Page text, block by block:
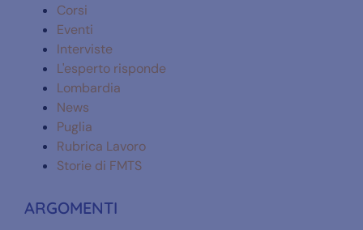
Corsi
Eventi
Interviste
L'esperto risponde
Lombardia
News
Puglia
Rubrica Lavoro
Storie di FMTS
ARGOMENTI